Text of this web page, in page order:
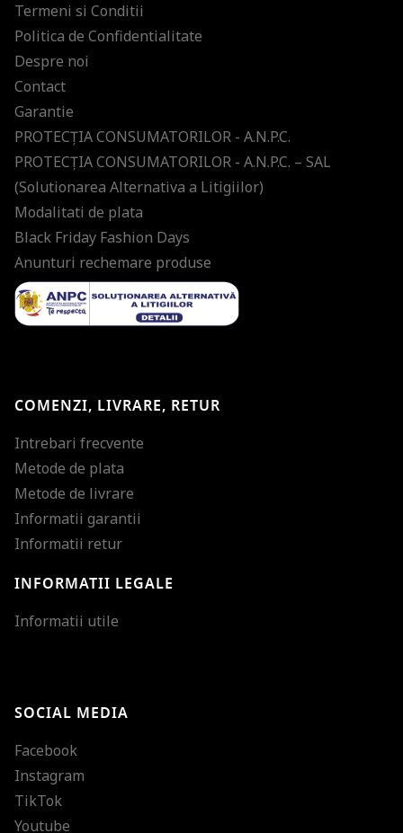
Termeni si Conditii
Politica de Confidentialitate
Despre noi
Contact
Garantie
PROTECŢIA CONSUMATORILOR - A.N.P.C.
PROTECŢIA CONSUMATORILOR - A.N.P.C. – SAL
(Solutionarea Alternativa a Litigiilor)
Modalitati de plata
Black Friday Fashion Days
Anunturi rechemare produse
COMENZI, LIVRARE, RETUR
Intrebari frecvente
Metode de plata
Metode de livrare
Informatii garantii
Informatii retur
INFORMATII LEGALE
Informatii utile
SOCIAL MEDIA
Facebook
Instagram
TikTok
Youtube